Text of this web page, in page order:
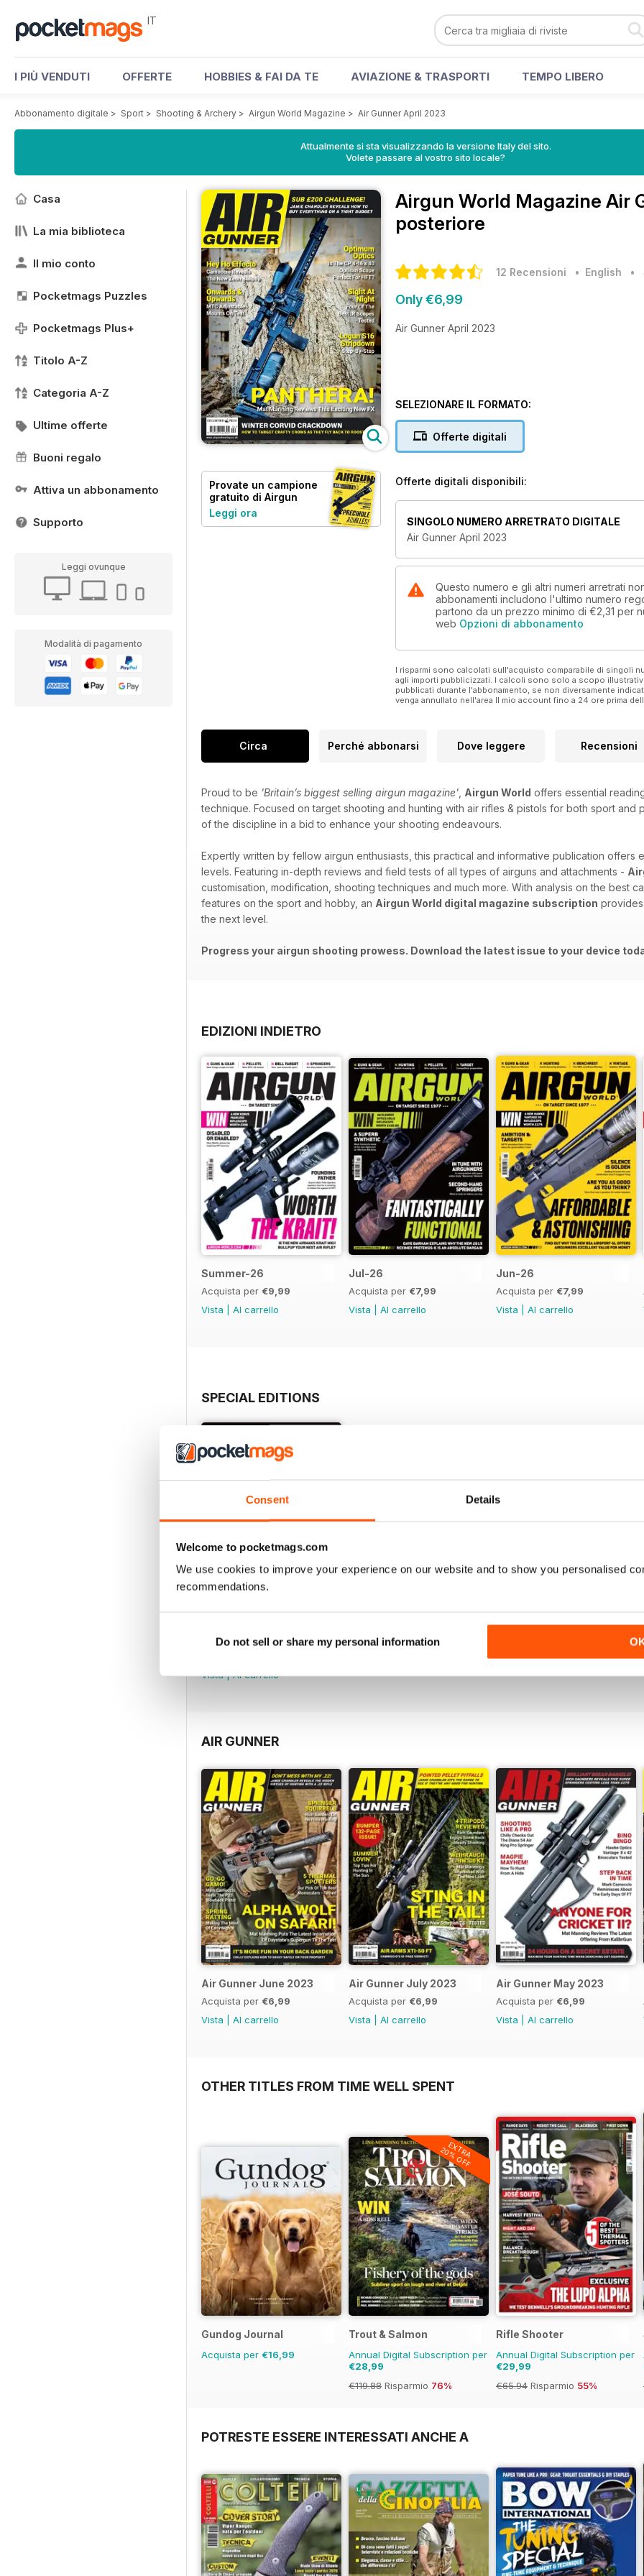
Consent Details
Welcome to pocketmags.com
We use cookies to improve your experience on our website and to show you personalised
recommendations.
Do not sell or share my personal information
IT
I PIÙ VENDUTI OFFERTE HOBBIES & FAI DA TE AVIAZIONE & TRASPORTI TEMPO LIBERO
Abbonamento digitale > Sport > Shooting & Archery > Airgun World Magazine > Air Gunner April 2023
Attualmente si sta visualizzando la versione Italy del sito.
Volete passare al vostro sito locale?
Casa
La mia biblioteca
Il mio conto
Pocketmags Puzzles
Pocketmags Plus+
Titolo A-Z
Categoria A-Z
Ultime offerte
Buoni regalo
Attiva un abbonamento
Supporto
Leggi ovunque
Modalità di pagamento
Provate un campione
gratuito di Airgun
World
Leggi ora
Airgun World Magazine Air
posteriore
12 Recensioni • English •
Only €6,99
Air Gunner April 2023
SELEZIONARE IL FORMATO:
Offerte digitali
Offerte digitali disponibili:
SINGOLO NUMERO ARRETRATO DIGITALE
Air Gunner April 2023
Questo numero e gli altri numeri arretrati
abbonamenti includono l'ultimo numero
partono da un prezzo minimo di €2,31 per
web Opzioni di abbonamento
I risparmi sono calcolati sull'acquisto comparabile di singoli
agli importi pubblicizzati. I calcoli sono solo a scopo
pubblicati durante l'abbonamento, se non diversamente
venga annullato nell'area Il mio account fino a 24 ore prima
Circa Perché abbonarsi Dove leggere Recensioni
Proud to be 'Britain’s biggest selling airgun magazine' Airgun World offers essential
technique. Focused on target shooting and hunting with air rifles & pistols for both sport
of the discipline in a bid to enhance your shooting endeavours.
Expertly written by fellow airgun enthusiasts, this practical and informative publication
levels. Featuring in-depth reviews and field tests of all types of airguns and attachments -
customisation, modification, shooting techniques and much more. With analysis on the best
features on the sport and hobby, an Airgun World digital magazine subscription
the next level.
Progress your airgun shooting prowess. Download the latest issue to your device
EDIZIONI INDIETRO
Summer-26
Acquista per €9,99
Vista
Al carrello
Jul-26
Acquista per €7,99
Vista
Al carrello
Jun-26
Acquista per €7,99
Vista
Al carrello
SPECIAL EDITIONS
August 2023
Vista|Al carrello
AIR GUNNER
Air Gunner June 2023
Acquista per €6,99
Vista
Al carrello
Air Gunner July 2023
Acquista per €6,99
Vista
Al carrello
Air Gunner May 2023
Acquista per €6,99
Vista
Al carrello
OTHER TITLES FROM TIME WELL SPENT
Gundog Journal
Acquista per €16,99
EXTRA
20% OFF
Trout & Salmon
Annual Digital Subscription per
€28,99
€119.88 Risparmio 76%
Rifle Shooter
Annual Digital Subscription per
€29,99
€65.94 Risparmio 55%
POTRESTE ESSERE INTERESSATI ANCHE A